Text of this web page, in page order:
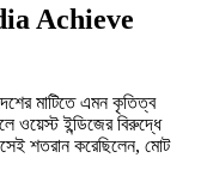
Achieve
মাটিতে এমন কৃতিত্ব
ওয়েস্ট ইন্ডিজের বিরুদ্ধে
শতরান করেছিলেন, মোট